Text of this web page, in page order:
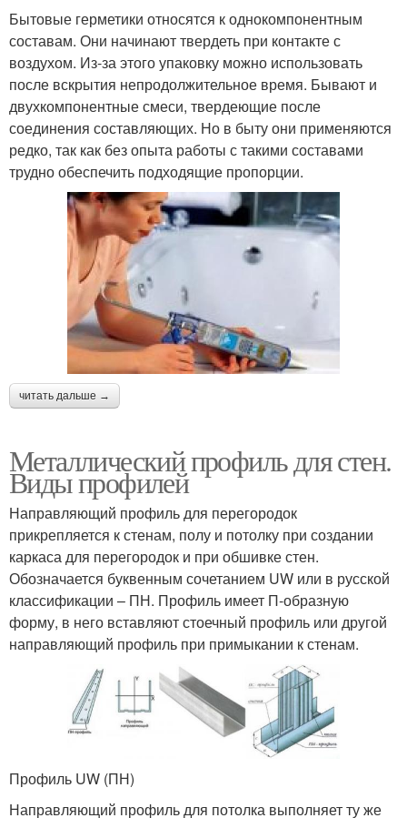
Бытовые герметики относятся к однокомпонентным
составам. Они начинают твердеть при контакте с
воздухом. Из-за этого упаковку можно использовать
после вскрытия непродолжительное время. Бывают и
двухкомпонентные смеси, твердеющие после
соединения составляющих. Но в быту они применяются
редко, так как без опыта работы с такими составами
трудно обеспечить подходящие пропорции.
читать дальше →
Металлический профиль для стен.
Виды профилей
Направляющий профиль для перегородок
прикрепляется к стенам, полу и потолку при создании
каркаса для перегородок и при обшивке стен.
Обозначается буквенным сочетанием UW или в русской
классификации – ПН. Профиль имеет П-образную
форму, в него вставляют стоечный профиль или другой
направляющий профиль при примыкании к стенам.
Профиль UW (ПН)
Направляющий профиль для потолка выполняет ту же